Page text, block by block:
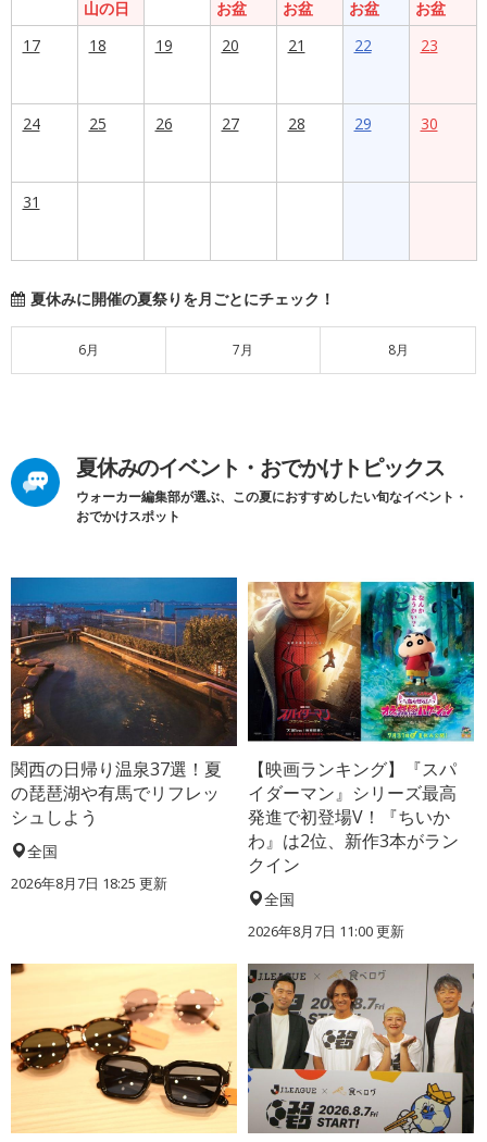
山の日 お盆 お盆 お盆
お盆
17
18 19 20 21 22 23
24 25 26 27 28 29 30
31
夏休みに開催の夏祭りを月ごとにチェック！
6月 7月 8月
夏休みのイベント・おでかけトピックス
ウォーカー編集部が選ぶ、この夏におすすめしたい旬なイベント・
おでかけスポット
関西の日帰り温泉37選！夏
の琵琶湖や有馬でリフレッ
シュしよう
全国
2026年8月7日 18:25 更新
【映画ランキング】『スパ
イダーマン』シリーズ最高
発進で初登場V！『ちいか
わ』は2位、新作3本がラン
クイン
全国
2026年8月7日 11:00更新